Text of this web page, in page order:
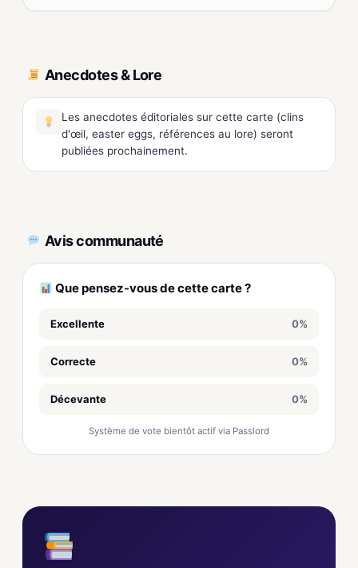
Anecdotes & Lore
Les anecdotes éditoriales sur cette carte (clins
d'œil, easter eggs, références au lore) seront
publiées prochainement.
Avis communauté
Que pensez-vous de cette carte ?
Excellente 0%
Correcte 0%
Décevante 0%
Système de vote bientôt actif via Passlord